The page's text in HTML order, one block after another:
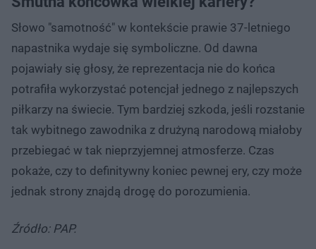
Słowo "samotność" w kontekście prawie 37-letniego
napastnika wydaje się symboliczne. Od dawna
pojawiały się głosy, że reprezentacja nie do końca
potrafiła wykorzystać potencjał jednego z najlepszych
piłkarzy na świecie. Tym bardziej szkoda, jeśli rozstanie
tak wybitnego zawodnika z drużyną narodową miałoby
przebiegać w tak nieprzyjemnej atmosferze. Czas
pokaże, czy to definitywny koniec pewnej ery, czy może
jednak strony znajdą drogę do porozumienia.
Źródło: PAP.